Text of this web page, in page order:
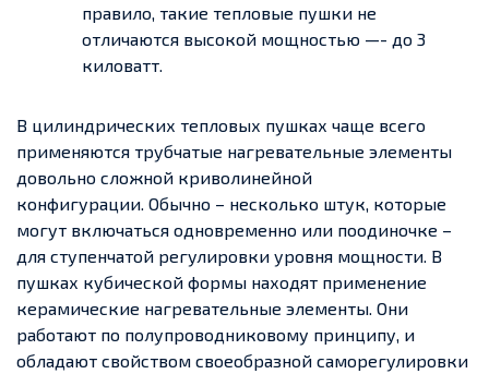
правило, такие тепловые пушки не
отличаются высокой мощностью —- до 3
киловатт.
В цилиндрических тепловых пушках чаще всего
применяются трубчатые нагревательные элементы
довольно сложной криволинейной
конфигурации. Обычно – несколько штук, которые
могут включаться одновременно или поодиночке –
для ступенчатой регулировки уровня мощности. В
пушках кубической формы находят применение
керамические нагревательные элементы. Они
работают по полупроводниковому принципу, и
обладают свойством своеобразной саморегулировки